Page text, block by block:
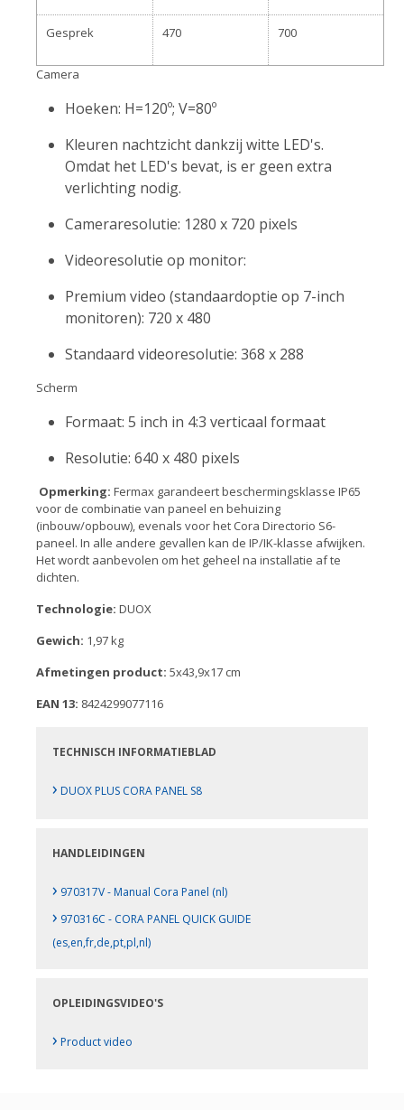
Gesprek 470 700
Camera
Hoeken: H=120º; V=80º
Kleuren nachtzicht dankzij witte LED's.
Omdat het LED's bevat, is er geen extra
verlichting nodig.
Cameraresolutie: 1280 x 720 pixels
Videoresolutie op monitor:
Premium video (standaardoptie op 7-inch
monitoren): 720 x 480
Standaard videoresolutie: 368 x 288
Scherm
Formaat: 5 inch in 4:3 verticaal formaat
Resolutie: 640 x 480 pixels
Opmerking: Fermax garandeert beschermingsklasse IP65
voor de combinatie van paneel en behuizing
(inbouw/opbouw), evenals voor het Cora Directorio S6-
paneel. In alle andere gevallen kan de IP/IK-klasse afwijken.
Het wordt aanbevolen om het geheel na installatie af te
dichten.
Technologie: DUOX
Gewich: 1,97 kg
Afmetingen product: 5x43,9x17 cm
EAN 13: 8424299077116
TECHNISCH INFORMATIEBLAD
› DUOX PLUS CORA PANEL S8
HANDLEIDINGEN
› 970317V - Manual Cora Panel (nl)
› 970316C - CORA PANEL QUICK GUIDE
(es,en,fr,de,pt,pl,nl)
OPLEIDINGSVIDEO'S
› Product video